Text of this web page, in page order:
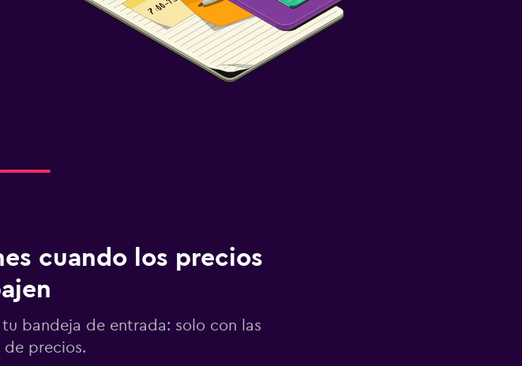
cuando los precios
bandeja de entrada: solo con las
de precios.